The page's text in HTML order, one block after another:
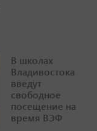
В школах
Владивостока
введут
свободное
посещение на
время ВЭФ